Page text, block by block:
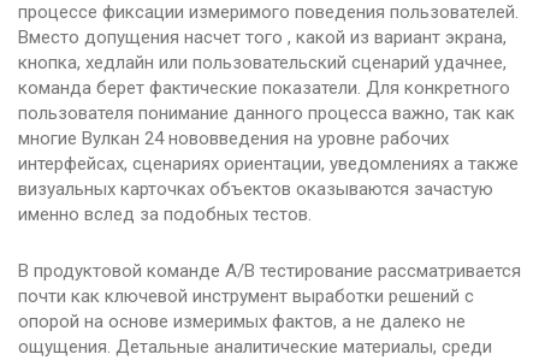
процессе фиксации измеримого поведения пользователей.
Вместо допущения насчет того , какой из вариант экрана,
кнопка, хедлайн или пользовательский сценарий удачнее,
команда берет фактические показатели. Для конкретного
пользователя понимание данного процесса важно, так как
многие Вулкан 24 нововведения на уровне рабочих
интерфейсах, сценариях ориентации, уведомлениях а также
визуальных карточках объектов оказываются зачастую
именно вслед за подобных тестов.
В продуктовой команде A/B тестирование рассматривается
почти как ключевой инструмент выработки решений с
опорой на основе измеримых фактов, а не далеко не
ощущения. Детальные аналитические материалы, среди